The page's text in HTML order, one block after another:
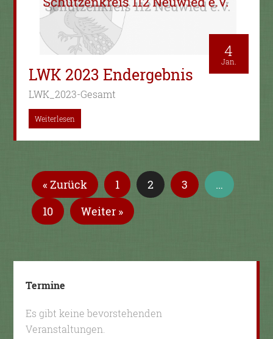
4
Jan.
LWK 2023 Endergebnis
LWK_2023-Gesamt
Weiterlesen
« Zurück 1 2 3
…
10
Weiter »
Termine
Es gibt keine bevorstehenden
Veranstaltungen.